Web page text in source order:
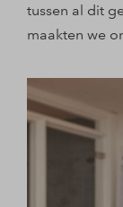
tussen al dit
maakten we